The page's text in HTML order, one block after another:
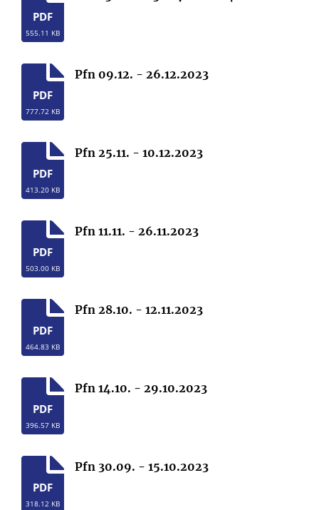
PDF
555.11 KB
PDF
777.72 KB
Pfn 09.12. - 26.12.2023
PDF
413.20 KB
Pfn 25.11. - 10.12.2023
PDF
503.00 KB
Pfn 11.11. - 26.11.2023
PDF
464.83 KB
Pfn 28.10. - 12.11.2023
PDF
396.57 KB
Pfn 14.10. - 29.10.2023
PDF
318.12 KB
Pfn 30.09. - 15.10.2023